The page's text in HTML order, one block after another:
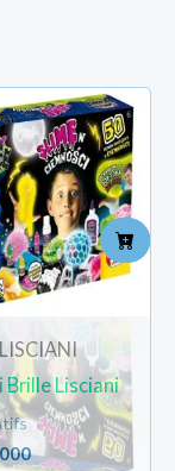
Brille Lisciani